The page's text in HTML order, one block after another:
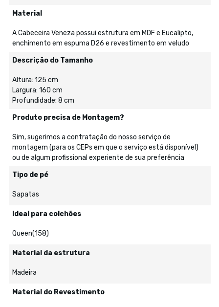
Material
A Cabeceira Veneza possui estrutura em MDF e Eucalipto,
enchimento em espuma D26 e revestimento em veludo
Descrição do Tamanho
Altura: 125 cm
Largura: 160 cm
Profundidade: 8 cm
Produto precisa de Montagem?
Sim, sugerimos a contratação do nosso serviço de
montagem (para os CEPs em que o serviço está disponível)
ou de algum profissional experiente de sua preferência
Tipo de pé
Sapatas
Ideal para colchões
Queen(158)
Material da estrutura
Madeira
Material do Revestimento